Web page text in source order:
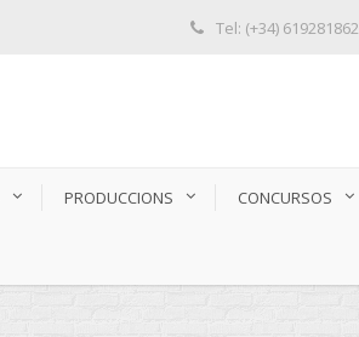
Tel: (+34) 619281862
PRODUCCIONS CONCURSOS